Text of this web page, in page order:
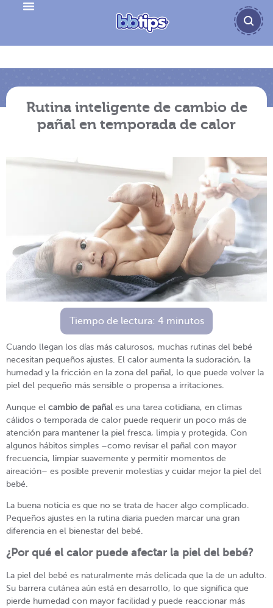
Rutina inteligente de cambio de
pañal en temporada de calor
Tiempo de lectura: 4 minutos
Cuando llegan los días más calurosos, muchas rutinas del bebé
necesitan pequeños ajustes. El calor aumenta la sudoración, la
humedad y la fricción en la zona del pañal, lo que puede volver la
piel del pequeño más sensible o propensa a irritaciones.
Aunque el cambio de pañal es una tarea cotidiana, en climas
cálidos o temporada de calor puede requerir un poco más de
atención para mantener la piel fresca, limpia y protegida. Con
algunos hábitos simples –como revisar el pañal con mayor
frecuencia, limpiar suavemente y permitir momentos de
aireación– es posible prevenir molestias y cuidar mejor la piel del
bebé.
La buena noticia es que no se trata de hacer algo complicado.
Pequeños ajustes en la rutina diaria pueden marcar una gran
diferencia en el bienestar del bebé.
¿Por qué el calor puede afectar la piel del bebé?
La piel del bebé es naturalmente más delicada que la de un adulto.
Su barrera cutánea aún está en desarrollo, lo que significa que
pierde humedad con mayor facilidad y puede reaccionar más